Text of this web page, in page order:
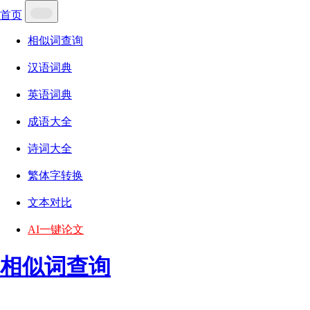
首页
相似词查询
汉语词典
英语词典
成语大全
诗词大全
繁体字转换
文本对比
AI一键论文
相似词查询